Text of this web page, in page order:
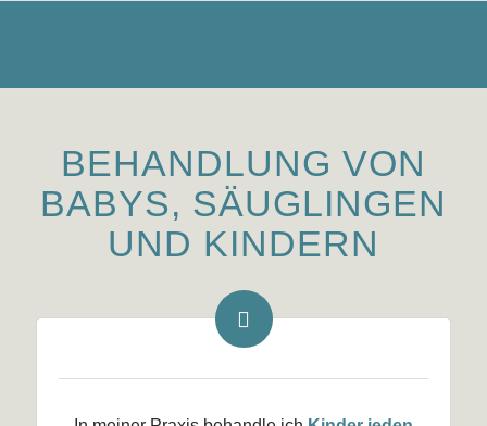
BEHANDLUNG VON
BABYS, SÄUGLINGEN
UND KINDERN